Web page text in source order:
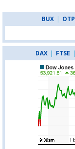
BUX | OTP
DAX | FTSE |